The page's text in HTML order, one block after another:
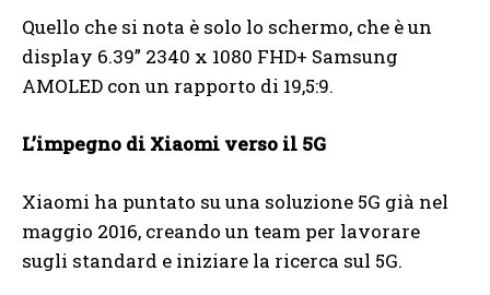
Quello che si nota è solo lo schermo, che è un
display 6.39” 2340 x 1080 FHD+ Samsung
AMOLED con un rapporto di 19,5:9.
L’impegno di Xiaomi verso il 5G
Xiaomi ha puntato su una soluzione 5G già nel
maggio 2016, creando un team per lavorare
sugli standard e iniziare la ricerca sul 5G.